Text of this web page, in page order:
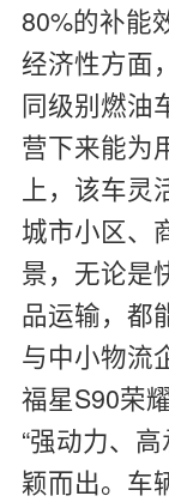
80%的补能
经济性方面
同级别燃油
营下来能为
上，该车
城市小区、
景，无论是
品运输，都
与中小物流
福星S90荣
“强动力、
颖而出。车